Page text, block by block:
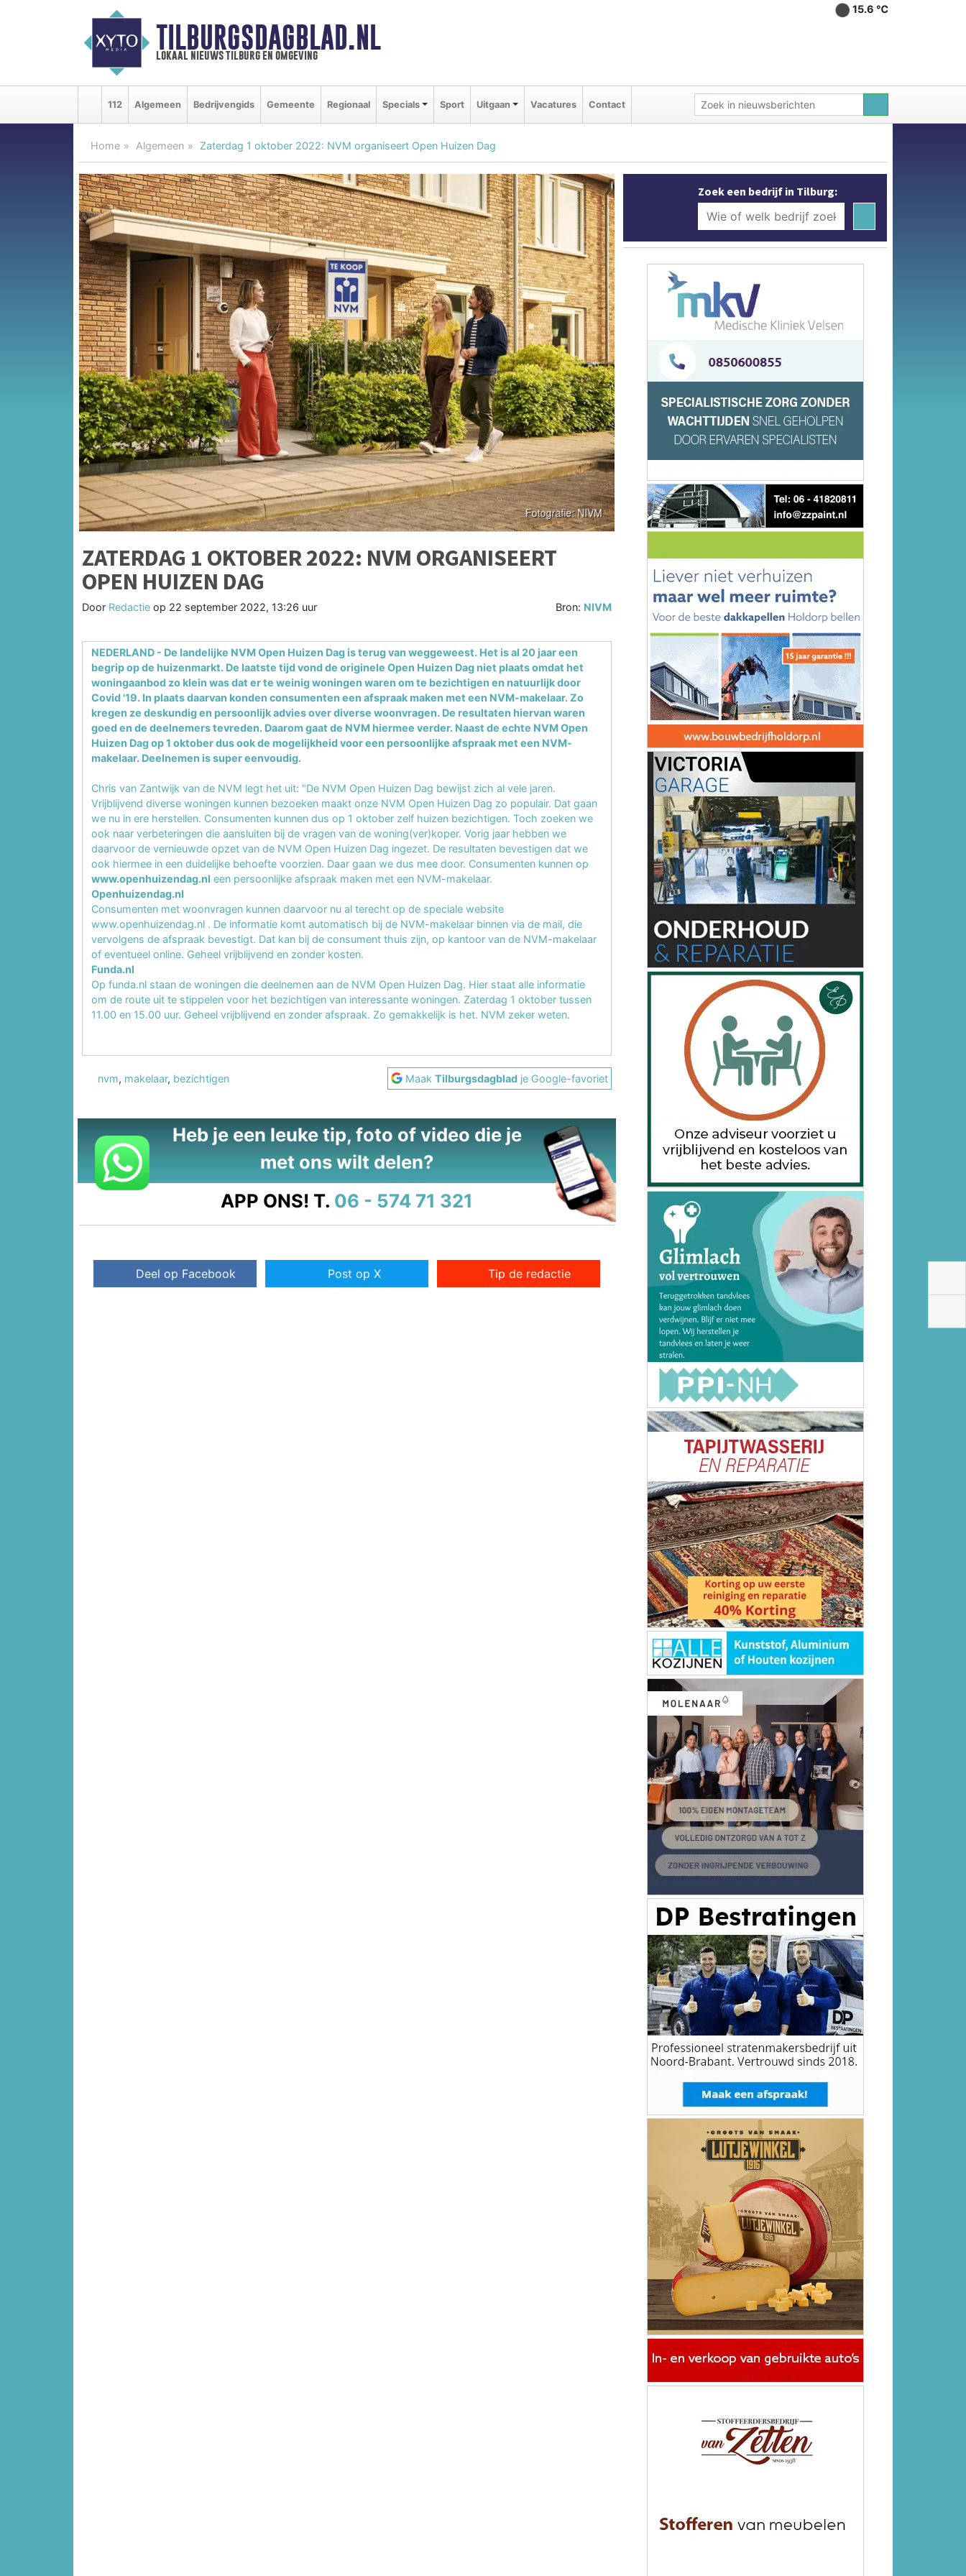
TILBURGSDAGBLAD.NL
lokaal nieuws tilburg en omgeving
15.6 ℃
112 Algemeen Bedrijvengids Gemeente Regionaal Specials Sport Uitgaan Vacatures Contact
Home Algemeen Zaterdag 1 oktober 2022: NVM organiseert Open Huizen Dag
ZATERDAG 1 OKTOBER 2022: NVM ORGANISEERT
OPEN HUIZEN DAG
Door Redactie op 22 september 2022, 13:26 uur Bron: NIVM
NEDERLAND - De landelijke NVM Open Huizen Dag is terug van weggeweest. Het is al 20 jaar een
begrip op de huizenmarkt. De laatste tijd vond de originele Open Huizen Dag niet plaats omdat het
woningaanbod zo klein was dat er te weinig woningen waren om te bezichtigen en natuurlijk door
Covid '19. In plaats daarvan konden consumenten een afspraak maken met een NVM-makelaar. Zo
kregen ze deskundig en persoonlijk advies over diverse woonvragen. De resultaten hiervan waren
goed en de deelnemers tevreden. Daarom gaat de NVM hiermee verder. Naast de echte NVM Open
Huizen Dag op 1 oktober dus ook de mogelijkheid voor een persoonlijke afspraak met een NVM-
makelaar. Deelnemen is super eenvoudig.
Chris van Zantwijk van de NVM legt het uit: "De NVM Open Huizen Dag bewijst zich al vele jaren.
Vrijblijvend diverse woningen kunnen bezoeken maakt onze NVM Open Huizen Dag zo populair. Dat gaan
we nu in ere herstellen. Consumenten kunnen dus op 1 oktober zelf huizen bezichtigen. Toch zoeken we
ook naar verbeteringen die aansluiten bij de vragen van de woning(ver)koper. Vorig jaar hebben we
daarvoor de vernieuwde opzet van de NVM Open Huizen Dag ingezet. De resultaten bevestigen dat we
ook hiermee in een duidelijke behoefte voorzien. Daar gaan we dus mee door. Consumenten kunnen op
www.openhuizendag.nl een persoonlijke afspraak maken met een NVM-makelaar.
Openhuizendag.nl
Consumenten met woonvragen kunnen daarvoor nu al terecht op de speciale website
www.openhuizendag.nl . De informatie komt automatisch bij de NVM-makelaar binnen via de mail, die
vervolgens de afspraak bevestigt. Dat kan bij de consument thuis zijn, op kantoor van de NVM-makelaar
of eventueel online. Geheel vrijblijvend en zonder kosten.
Funda.nl
Op funda.nl staan de woningen die deelnemen aan de NVM Open Huizen Dag. Hier staat alle informatie
om de route uit te stippelen voor het bezichtigen van interessante woningen. Zaterdag 1 oktober tussen
11.00 en 15.00 uur. Geheel vrijblijvend en zonder afspraak. Zo gemakkelijk is het. NVM zeker weten.
nvm, makelaar, bezichtigen MaakTilburgsdagblad je Google-favoriet
Heb je een leuke tip, foto of video die je
met ons wilt delen?
APP ONS! T. 06 - 574 71 321
Deel op Facebook Post op X Tip de redactie
Zoek een bedrijf in Tilburg: